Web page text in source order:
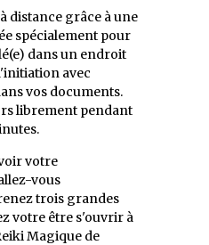
distance grâce à une
spécialement pour
dans un endroit
avec
vos documents.
librement pendant
votre
vous
trois grandes
votre être s'ouvrir à
Magique de